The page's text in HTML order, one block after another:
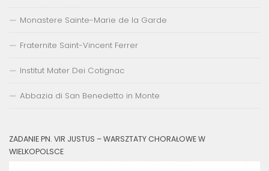
Monastere Sainte-Marie de la Garde
Fraternite Saint-Vincent Ferrer
Institut Mater Dei Cotignac
Abbazia di San Benedetto in Monte
ZADANIE PN. VIR JUSTUS – WARSZTATY CHORAŁOWE W
WIELKOPOLSCE